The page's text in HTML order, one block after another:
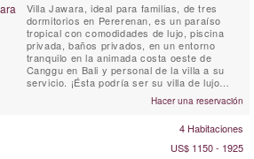
Villa Jawara, ideal para familias, de tres
dormitorios en Pererenan, es un paraíso
tropical con comodidades de lujo, piscina
privada, baños privados, en un entorno
tranquilo en la animada costa oeste de
Canggu en Bali y personal de la villa a su
servicio. ¡Ésta podría ser su villa de lujo
perfecta en Bali! El nombre Jawara significa
Hacer una reservación
4 Habitaciones
US$ 1150 - 1925